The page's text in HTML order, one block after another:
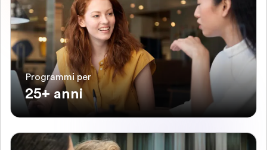
Programmi per
25+ anni